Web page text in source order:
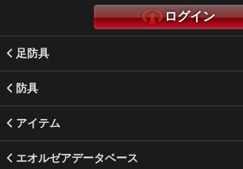
ログイン
足防具
防具
アイテム
エオルゼアデータベース